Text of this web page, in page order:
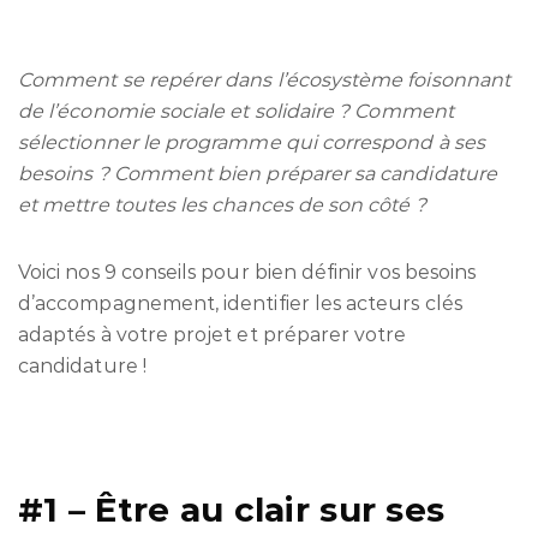
Comment se repérer dans l’écosystème foisonnant
de l’économie sociale et solidaire ? Comment
sélectionner le programme qui correspond à ses
besoins ? Comment bien préparer sa candidature
et mettre toutes les chances de son côté ?
Voici nos 9 conseils pour bien définir vos besoins
d’accompagnement, identifier les acteurs clés
adaptés à votre projet et préparer votre
candidature !
#1 – Être au clair sur ses